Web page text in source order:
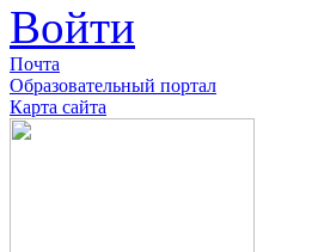
Войти
Почта
Образовательный портал
Карта сайта